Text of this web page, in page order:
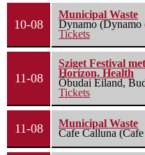
10-08
Municipal Waste
Dynamo (Dynamo
Tickets
11-08
Sziget Festival
Horizon, Health
Óbudai Eiland,
Tickets
11-08
Municipal Waste
Cafe Calluna